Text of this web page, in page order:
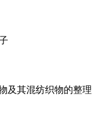
及其混纺织物的整理